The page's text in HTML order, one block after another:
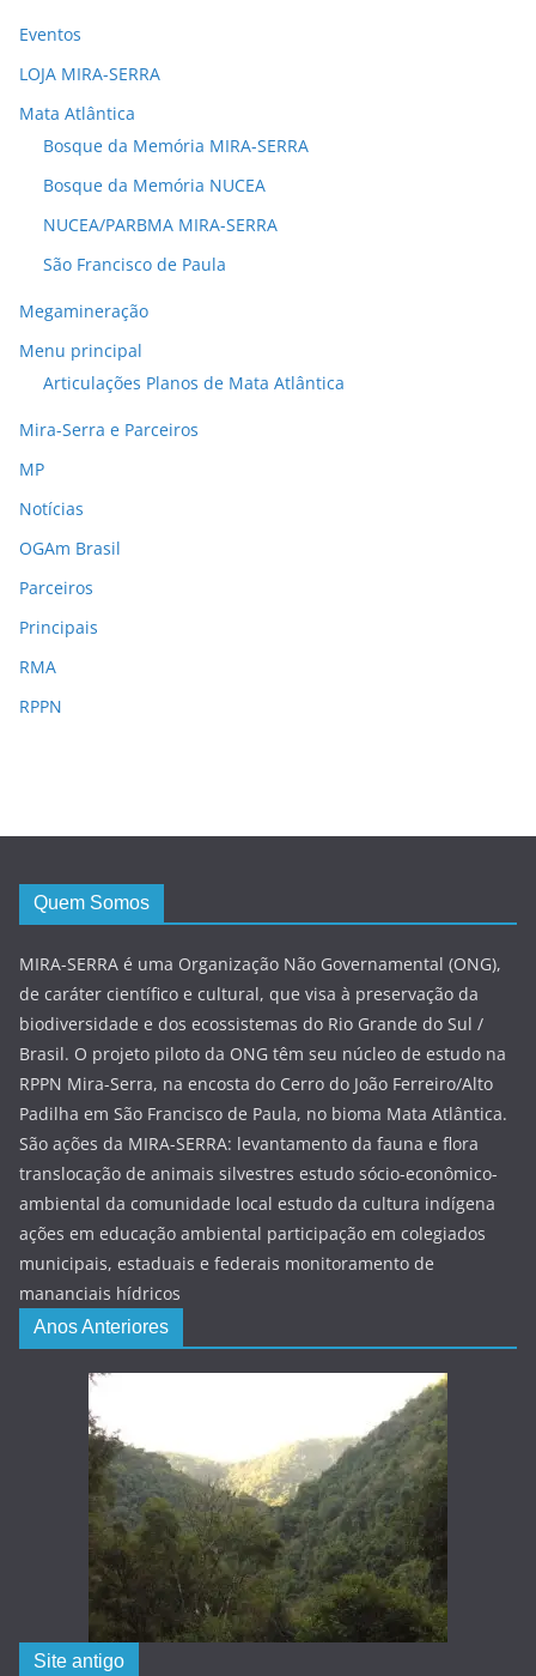
Eventos
LOJA MIRA-SERRA
Mata Atlântica
Bosque da Memória MIRA-SERRA
Bosque da Memória NUCEA
NUCEA/PARBMA MIRA-SERRA
São Francisco de Paula
Megamineração
Menu principal
Articulações Planos de Mata Atlântica
Mira-Serra e Parceiros
MP
Notícias
OGAm Brasil
Parceiros
Principais
RMA
RPPN
Quem Somos
MIRA-SERRA é uma Organização Não Governamental (ONG),
de caráter científico e cultural, que visa à preservação da
biodiversidade e dos ecossistemas do Rio Grande do Sul /
Brasil. O projeto piloto da ONG têm seu núcleo de estudo na
RPPN Mira-Serra, na encosta do Cerro do João Ferreiro/Alto
Padilha em São Francisco de Paula, no bioma Mata Atlântica.
São ações da MIRA-SERRA: levantamento da fauna e flora
translocação de animais silvestres estudo sócio-econômico-
ambiental da comunidade local estudo da cultura indígena
ações em educação ambiental participação em colegiados
municipais, estaduais e federais monitoramento de
mananciais hídricos
Anos Anteriores
Site antigo